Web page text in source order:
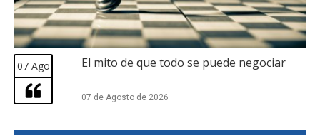
07 Ago El mito de que todo se puede negociar
07 de Agosto de 2026